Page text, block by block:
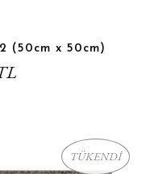
(50cm x 50cm)
TÜKENDİ